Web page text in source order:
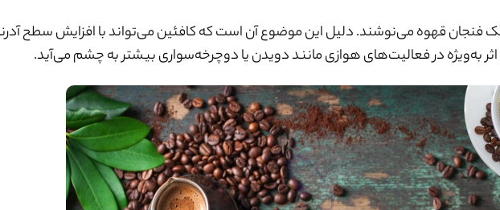
فنجان قهوه می‌نوشند. دلیل این موضوع آن است که کافئین می‌تواند با افزایش سطح
به‌ویژه در فعالیت‌های هوازی مانند دویدن یا دوچرخه‌سواری بیشتر به چشم می‌آید.